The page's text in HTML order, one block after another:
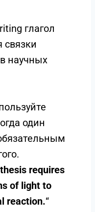
глагол
научных
один
requires
of light to
reaction.“